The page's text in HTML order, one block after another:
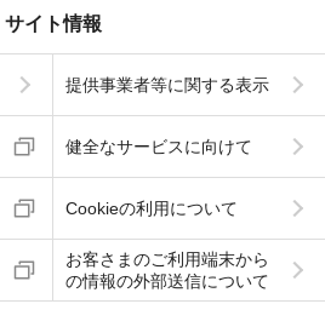
サイト情報
提供事業者等に関する表示
健全なサービスに向けて
Cookieの利用について
お客さまのご利用端末から
の情報の外部送信について